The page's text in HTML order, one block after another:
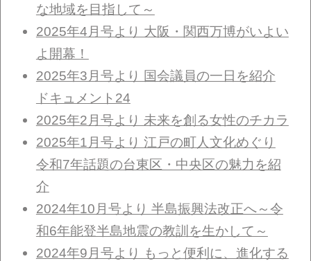
な地域を目指して～
2025年4月号より 大阪・関西万博がいよい
よ開幕！
2025年3月号より 国会議員の一日を紹介
ドキュメント24
2025年2月号より 未来を創る女性のチカラ
2025年1月号より 江戸の町人文化めぐり
令和7年話題の台東区・中央区の魅力を紹
介
2024年10月号より 半島振興法改正へ～令
和6年能登半島地震の教訓を生かして～
2024年9月号より もっと便利に、進化する